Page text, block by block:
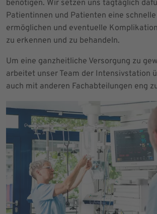
benötigen. Wir setzen uns tagtäglich
Patientinnen und Patienten eine schnelle
ermöglichen und eventuelle
zu erkennen und zu behandeln.
Um eine ganzheitliche Versorgung zu
arbeitet unser Team der Intensivstation
auch mit anderen Fachabteilungen eng